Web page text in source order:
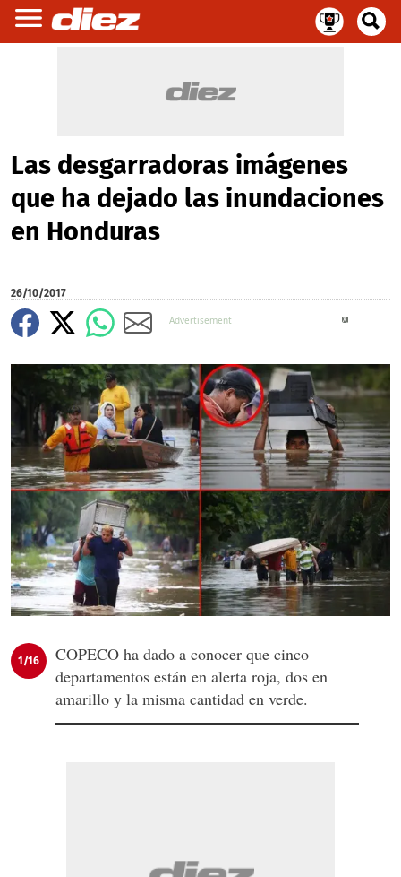
Las desgarradoras imágenes
que ha dejado las inundaciones
en Honduras
26/10/2017
1/16
COPECO ha dado a conocer que cinco
departamentos están en alerta roja, dos en
amarillo y la misma cantidad en verde.
X